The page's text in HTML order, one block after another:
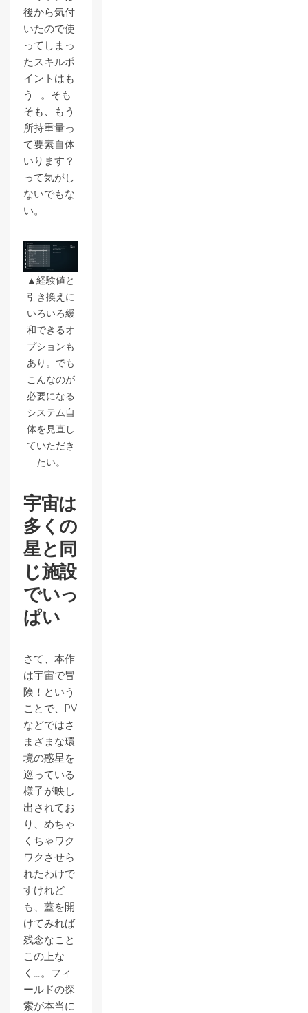
後から気付
いたので使
ってしまっ
たスキルポ
イントはも
う…。そも
そも、もう
所持重量っ
て要素自体
いります？
って気がし
ないでもな
い。
▲経験値と
引き換えに
いろいろ緩
和できるオ
プションも
あり。でも
こんなのが
必要になる
システム自
体を見直し
ていただき
たい。
宇宙は
多くの
星と同
じ施設
でいっ
ぱい
さて、本作
は宇宙で冒
険！という
ことで、PV
などではさ
まざまな環
境の惑星を
巡っている
様子が映し
出されてお
り、めちゃ
くちゃワク
ワクさせら
れたわけで
すけれど
も、蓋を開
けてみれば
残念なこと
この上な
く…。フィ
ールドの探
索が本当に